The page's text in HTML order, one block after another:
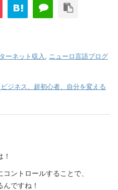
ーネット収入 , ニューロ言語プログ
ジネス、超初心者、自分を変える
ントロールすることで、
ですね！